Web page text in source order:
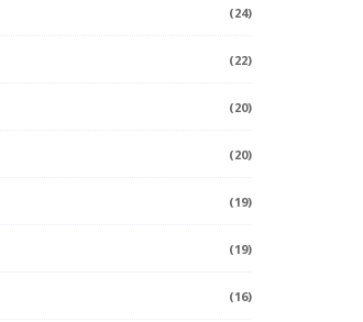
(24)
(22)
(20)
(20)
(19)
(19)
(16)